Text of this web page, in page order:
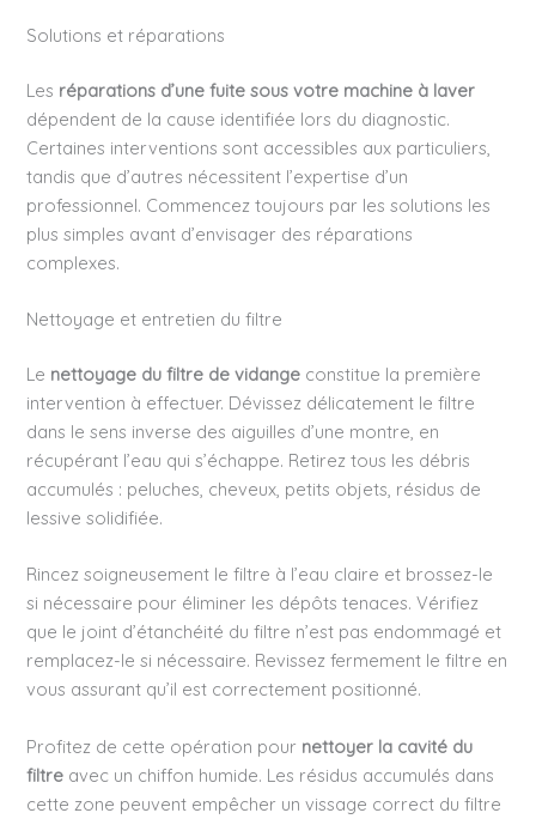
Solutions et réparations
Les réparations d’une fuite sous votre machine à laver
dépendent de la cause identifiée lors du diagnostic.
Certaines interventions sont accessibles aux particuliers,
tandis que d’autres nécessitent l’expertise d’un
professionnel. Commencez toujours par les solutions les
plus simples avant d’envisager des réparations
complexes.
Nettoyage et entretien du filtre
Le nettoyage du filtre de vidange constitue la première
intervention à effectuer. Dévissez délicatement le filtre
dans le sens inverse des aiguilles d’une montre, en
récupérant l’eau qui s’échappe. Retirez tous les débris
accumulés : peluches, cheveux, petits objets, résidus de
lessive solidifiée.
Rincez soigneusement le filtre à l’eau claire et brossez-le
si nécessaire pour éliminer les dépôts tenaces. Vérifiez
que le joint d’étanchéité du filtre n’est pas endommagé et
remplacez-le si nécessaire. Revissez fermement le filtre en
vous assurant qu’il est correctement positionné.
Profitez de cette opération pour nettoyer la cavité du
filtre avec un chiffon humide. Les résidus accumulés dans
cette zone peuvent empêcher un vissage correct du filtre